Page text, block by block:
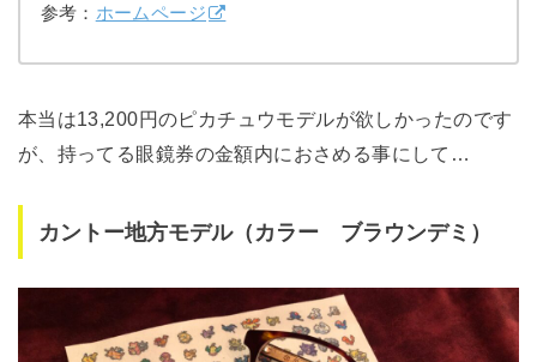
参考： ホームページ
本当は13,200円のピカチュウモデルが欲しかったのです
が、持ってる眼鏡券の金額内におさめる事にして…
カントー地方モデル（カラー ブラウンデミ）